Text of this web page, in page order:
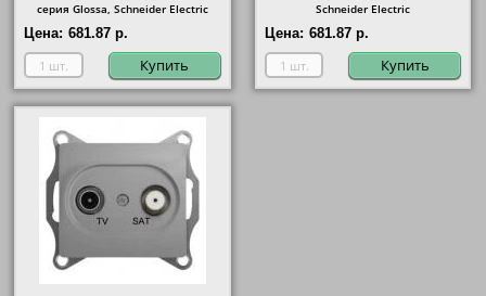
серия Glossa, Schneider Electric
Цена: 681.87 р.
Купить
Schneider Electric
Цена: 681.87 р.
Купить